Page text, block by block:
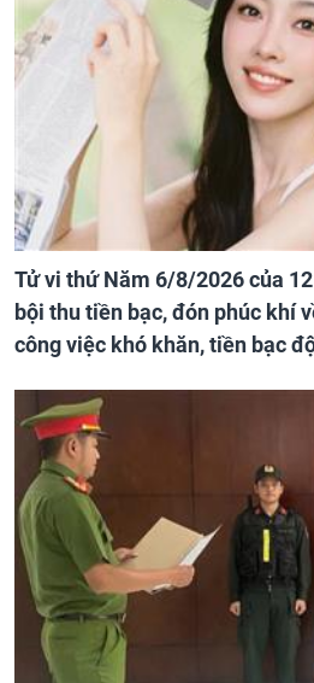
Tử vi thứ Năm 6/8/2026 của
bội thu tiền bạc, đón phúc khí
công việc khó khăn, tiền bạc